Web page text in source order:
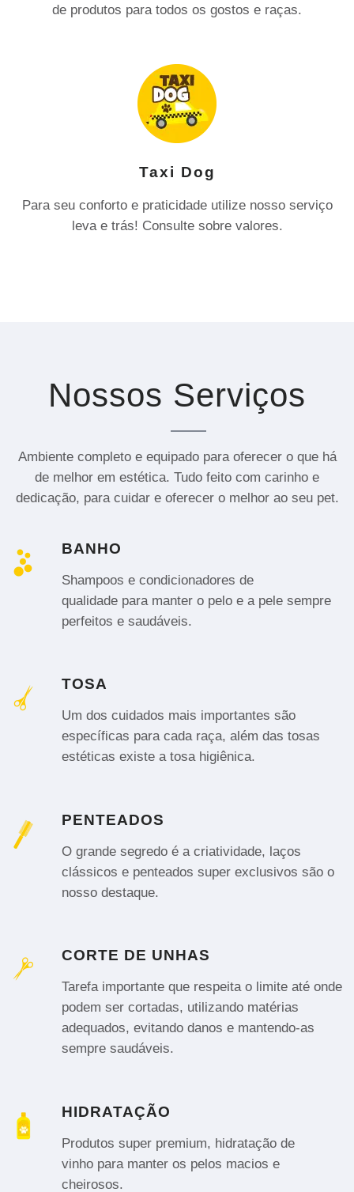
de produtos para todos os gostos e raças.
Taxi Dog
Para seu conforto e praticidade utilize nosso serviço
leva e trás! Consulte sobre valores.
Nossos Serviços
Ambiente completo e equipado para oferecer o que há
de melhor em estética. Tudo feito com carinho e
dedicação, para cuidar e oferecer o melhor ao seu pet.
BANHO
Shampoos e condicionadores de
qualidade para manter o pelo e a pele sempre
perfeitos e saudáveis.
TOSA
Um dos cuidados mais importantes são
específicas para cada raça, além das tosas
estéticas existe a tosa higiênica.
PENTEADOS
O grande segredo é a criatividade, laços
clássicos e penteados super exclusivos são o
nosso destaque.
CORTE DE UNHAS
Tarefa importante que respeita o limite até onde
podem ser cortadas, utilizando matérias
adequados, evitando danos e mantendo-as
sempre saudáveis.
HIDRATAÇÃO
Produtos super premium, hidratação de
vinho para manter os pelos macios e
cheirosos.